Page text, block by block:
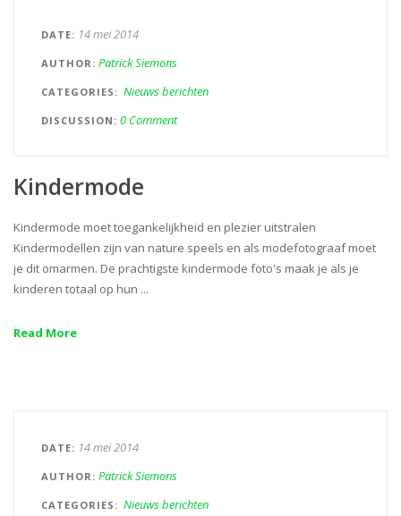
DATE 14 mei 2014
AUTHOR Patrick Siemons
CATEGORIES Nieuws berichten
DISCUSSION 0 Comment
Kindermode
Kindermode moet toegankelijkheid en plezier uitstralen
Kindermodellen zijn van nature speels en als modefotograaf moet
je dit omarmen. De prachtigste kindermode foto's maak je als je
kinderen totaal op hun ...
Read More
DATE 14 mei 2014
AUTHOR Patrick Siemons
CATEGORIES Nieuws berichten